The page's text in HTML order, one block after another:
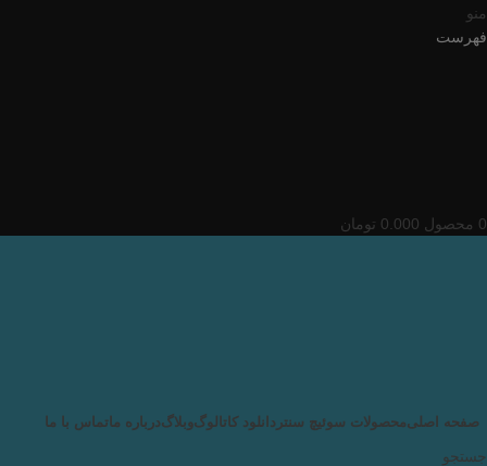
منو
فهرست
0 محصول 0.000 تومان
صفحه اصلیمحصولات سوئیچ سنتر دانلود کاتالوگوبلاگدرباره ما تماس با ما
جستجو